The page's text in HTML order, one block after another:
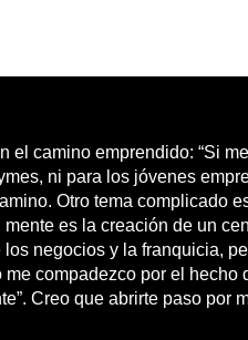
el camino emprendido: “Si
ni para los jóvenes
Otro tema complicado
es la creación de un
negocios y la franquicia,
compadezco por el
Creo que abrirte paso